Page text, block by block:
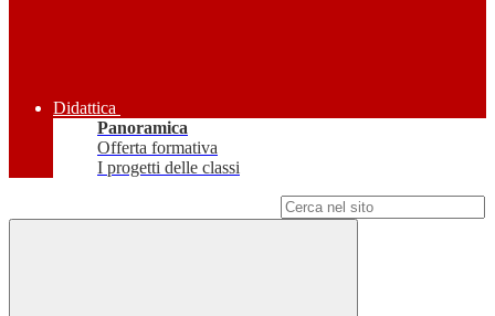
Didattica
Panoramica
Offerta formativa
I progetti delle classi